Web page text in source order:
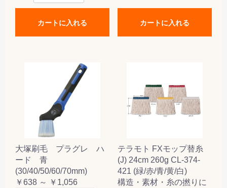
カートに入れる カートに入れる
大塚刷毛 プラグレ ハ
ード 青
(30/40/50/60/70mm)
￥638 ～ ￥1,056
テラモト FXモップ替糸
(J) 24cm 260g CL-374-
421 (緑/赤/青/黄/白)
構造・素材・糸の撚りに